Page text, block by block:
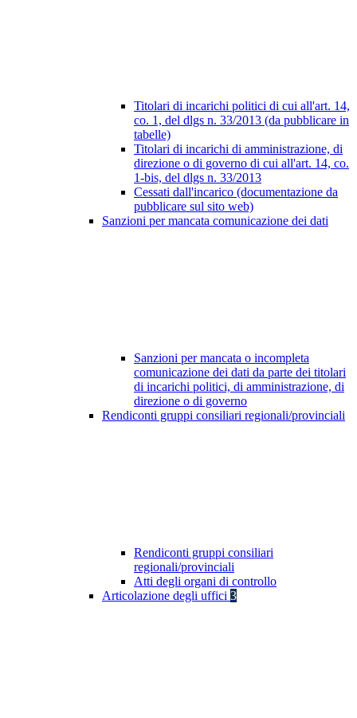
Titolari di incarichi politici di cui all'art. 14,
co. 1, del dlgs n. 33/2013 (da pubblicare in
tabelle)
Titolari di incarichi di amministrazione, di
direzione o di governo di cui all'art. 14, co.
1-bis, del dlgs n. 33/2013
Cessati dall'incarico (documentazione da
pubblicare sul sito web)
Sanzioni per mancata comunicazione dei dati
Sanzioni per mancata o incompleta
comunicazione dei dati da parte dei titolari
di incarichi politici, di amministrazione, di
direzione o di governo
Rendiconti gruppi consiliari regionali/provinciali
Rendiconti gruppi consiliari
regionali/provinciali
Atti degli organi di controllo
Articolazione degli uffici 3